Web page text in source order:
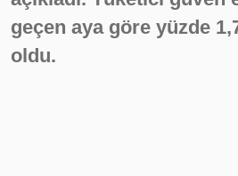
geçen aya göre yüzde
oldu.